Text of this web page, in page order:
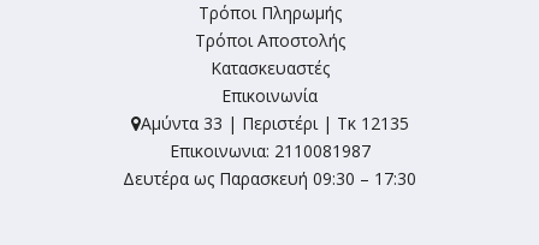
Τρόποι Πληρωμής
Τρόποι Αποστολής
Κατασκευαστές
Επικοινωνία
Αμύντα 33 | Περιστέρι | Τκ 12135
Επικοινωνια: 2110081987
Δευτέρα ως Παρασκευή 09:30 – 17:30